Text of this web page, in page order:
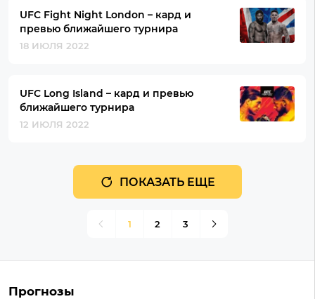
UFC Fight Night London – кард и
превью ближайшего турнира
18 ИЮЛЯ 2022
UFC Long Island – кард и превью
ближайшего турнира
12 ИЮЛЯ 2022
ПОКАЗАТЬ ЕЩЕ
1 2 3
Прогнозы